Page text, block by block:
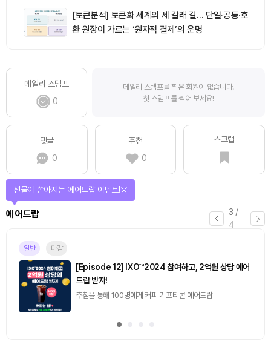
[토큰분석] 토큰화 세계의 세 갈래 길… 단일·공통·호
환 원장이 가르는 ‘원자적 결제’의 운명
데일리 스탬프
0
데일리 스탬프를 찍은 회원이 없습니다.
첫 스탬프를 찍어 보세요!
댓글
0
추천
0
스크랩
3 /
4
에어드랍
선물이 쏟아지는 에어드랍 이벤트!
일반 마감
[Episode 12] IXO™2024 참여하고, 2억원 상당 에어
드랍 받자!
추첨을 통해 100명에게 커피 기프티콘 에어드랍